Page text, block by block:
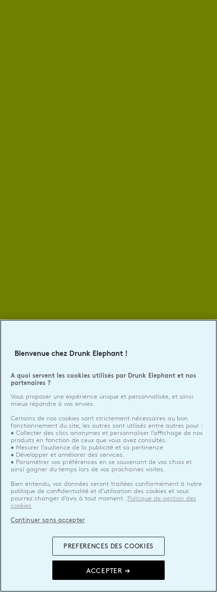
Bienvenue chez Drunk Elephant !
A quoi servent les cookies utilisés par Drunk Elephant et nos
partenaires ?
Vous proposer une expérience unique et personnalisée, et ainsi
mieux répondre à vos envies.
Certains de nos cookies sont strictement nécessaires au bon
fonctionnement du site, les autres sont utilisés entre autres pour :
• Collecter des clics anonymes et personnaliser l’affichage de nos
produits en fonction de ceux que vous avez consultés.
• Mesurer l’audience de la publicité et sa pertinence
• Développer et améliorer des services.
• Paramétrer vos préférences en se souvenant de vos choix et
ainsi gagner du temps lors de vos prochaines visites.
Bien entendu, vos données seront traitées conformément à notre
politique de confidentialité et d’utilisation des cookies et vous
pourrez changer d’avis à tout moment.
Politique de gestion des
cookies
ACCEPTER ➔
PREFERENCES DES COOKIES
Continuer sans accepter